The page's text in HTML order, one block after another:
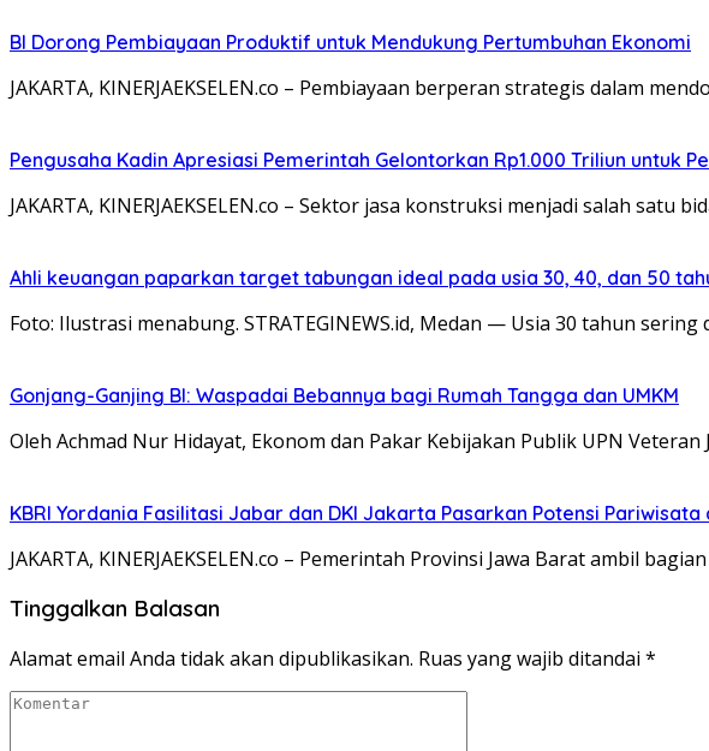
BI Dorong Pembiayaan Produktif untuk Mendukung Pertumbuhan Ekonomi
JAKARTA, KINERJAEKSELEN.co – Pembiayaan berperan strategis dalam
Pengusaha Kadin Apresiasi Pemerintah Gelontorkan Rp1.000 Triliun untuk
JAKARTA, KINERJAEKSELEN.co – Sektor jasa konstruksi menjadi salah satu
Ahli keuangan paparkan target tabungan ideal pada usia 30, 40, dan 50
Foto: Ilustrasi menabung. STRATEGINEWS.id, Medan — Usia 30 tahun
Gonjang-Ganjing BI: Waspadai Bebannya bagi Rumah Tangga dan UMKM
Oleh Achmad Nur Hidayat, Ekonom dan Pakar Kebijakan Publik UPN
KBRI Yordania Fasilitasi Jabar dan DKI Jakarta Pasarkan Potensi
JAKARTA, KINERJAEKSELEN.co – Pemerintah Provinsi Jawa Barat ambil
Tinggalkan Balasan
Alamat email Anda tidak akan dipublikasikan. Ruas yang wajib ditandai *